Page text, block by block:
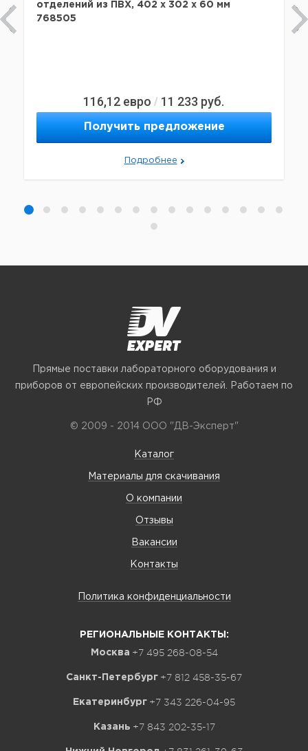
отделений из ПВХ, 402 x 302 x 60 мм
768505
116,12 евро / 11 233 руб.
Получить предложение
Подробнее
Прямые поставки лабораторного оборудования и
приборов от европейских производителей. Работаем по
РФ
© 2009 - 2014 ООО "ДВ-Эксперт"
Каталог
Материалы для скачивания
О компании
Отзывы
Вакансии
Контакты
Политика конфиденциальности
РЕГИОНАЛЬНЫЕ КОНТАКТЫ:
Москва +7 495 268-08-54
Санкт-Петербург +7 812 458-35-67
Екатеринбург +7 343 226-04-95
Казань +7 843 202-35-17